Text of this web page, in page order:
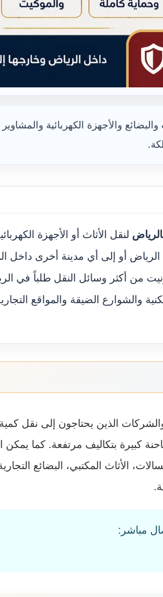
والأجهزة الكهربائية
لنقل الأثاث أو الأجهزة
أو إلى أي مدينة أخرى داخل
من أكثر وسائل النقل طلباً في
والشوارع الضيقة والمواقع
والشركات الذين يحتاجون إلى نقل
كبيرة بتكاليف مرتفعة. كما
الأثاث المكتبي، البضائع
مباشر: